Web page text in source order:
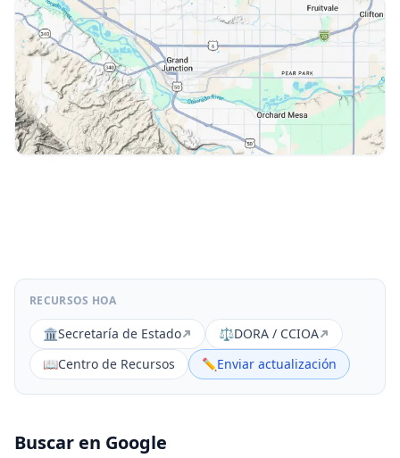
RECURSOS HOA
🏛️Secretaría de Estado ⚖️DORA / CCIOA
📖Centro de Recursos ✏️Enviar actualización
Buscar en Google